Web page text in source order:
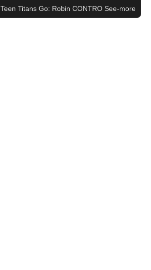
Teen Titans Go: Robin CONTRO See-more